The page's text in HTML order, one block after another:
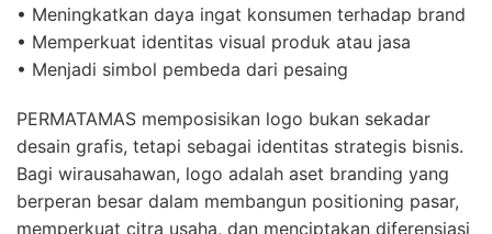
• Meningkatkan daya ingat konsumen terhadap brand
• Memperkuat identitas visual produk atau jasa
• Menjadi simbol pembeda dari pesaing
PERMATAMAS memposisikan logo bukan sekadar
desain grafis, tetapi sebagai identitas strategis bisnis.
Bagi wirausahawan, logo adalah aset branding yang
berperan besar dalam membangun positioning pasar,
memperkuat citra usaha, dan menciptakan diferensiasi